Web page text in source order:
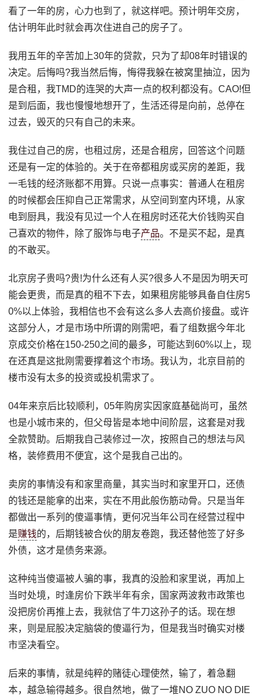
看了一年的房，心力也到了，就这样吧。预计明年交房，
估计明年此时就会再次住进自己的房子了。
我用五年的辛苦加上30年的贷款，只为了却08年时错误的
决定。后悔吗?我当然后悔，悔得我躲在被窝里抽泣，因为
是合租，我TMD的连哭的大声一点的权利都没有。CAO!但
是到后面，我也慢慢地想开了，生活还得是向前，总停在
过去，毁灭的只有自己的未来。
我住过自己的房，也租过房，还是合租房，回答这个问题
还是有一定的体验的。关于在帝都租房或买房的差距，我
一毛钱的经济账都不用算。只说一点事实：普通人在租房
的时候都会压抑自己正常需求，从空间到室内环境，从家
电到厨具，我没有见过一个人在租房时还花大价钱购买自
己喜欢的物件，除了服饰与电子产品。不是买不起，是真
的不敢买。
北京房子贵吗?贵!为什么还有人买?很多人不是因为明天可
能会更贵，而是真的租不下去，如果租房能够具备自住房5
0%以上体验，我相信也不会有这么多人去高价接盘。或许
这部分人，才是市场中所谓的刚需吧，看了组数据今年北
京成交价格在150-250之间的最多，可能达到60%以上，现
在还真是这批刚需要撑着这个市场。我认为，北京目前的
楼市没有太多的投资或投机需求了。
04年来京后比较顺利，05年购房实因家庭基础尚可，虽然
也是小城市来的，但父母皆是本地中间阶层，这套是对我
全款赞助。后期我自己装修过一次，按照自己的想法与风
格，装修费用不便宜，这个是我自己出的。
卖房的事情没有和家里商量，其实当时和家里开口，还债
的钱还是能拿的出来，实在不用此般伤筋动骨。只是当年
都做出一系列的傻逼事情，更何况当年公司在经营过程中
是赚钱的，后期钱被合伙的朋友卷跑，我还替他签了好多
外债，这才是债务来源。
这种纯当傻逼被人骗的事，我真的没脸和家里说，再加上
当时处境，时逢房价下跌半年有余，国家两波救市政策也
没把房价再推上去，我就信了牛刀这孙子的话。现在想
来，则是屁股决定脑袋的傻逼行为，但是我当时确实对楼
市坚决看空。
后来的事情，就是纯粹的赌徒心理使然，输了，着急翻
本，越急输得越多。很自然地，做了一堆NO ZUO NO DIE